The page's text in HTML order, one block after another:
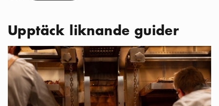
Upptäck liknande guider
Kategorier:Restauranger , Nya och trendiga restauranger i